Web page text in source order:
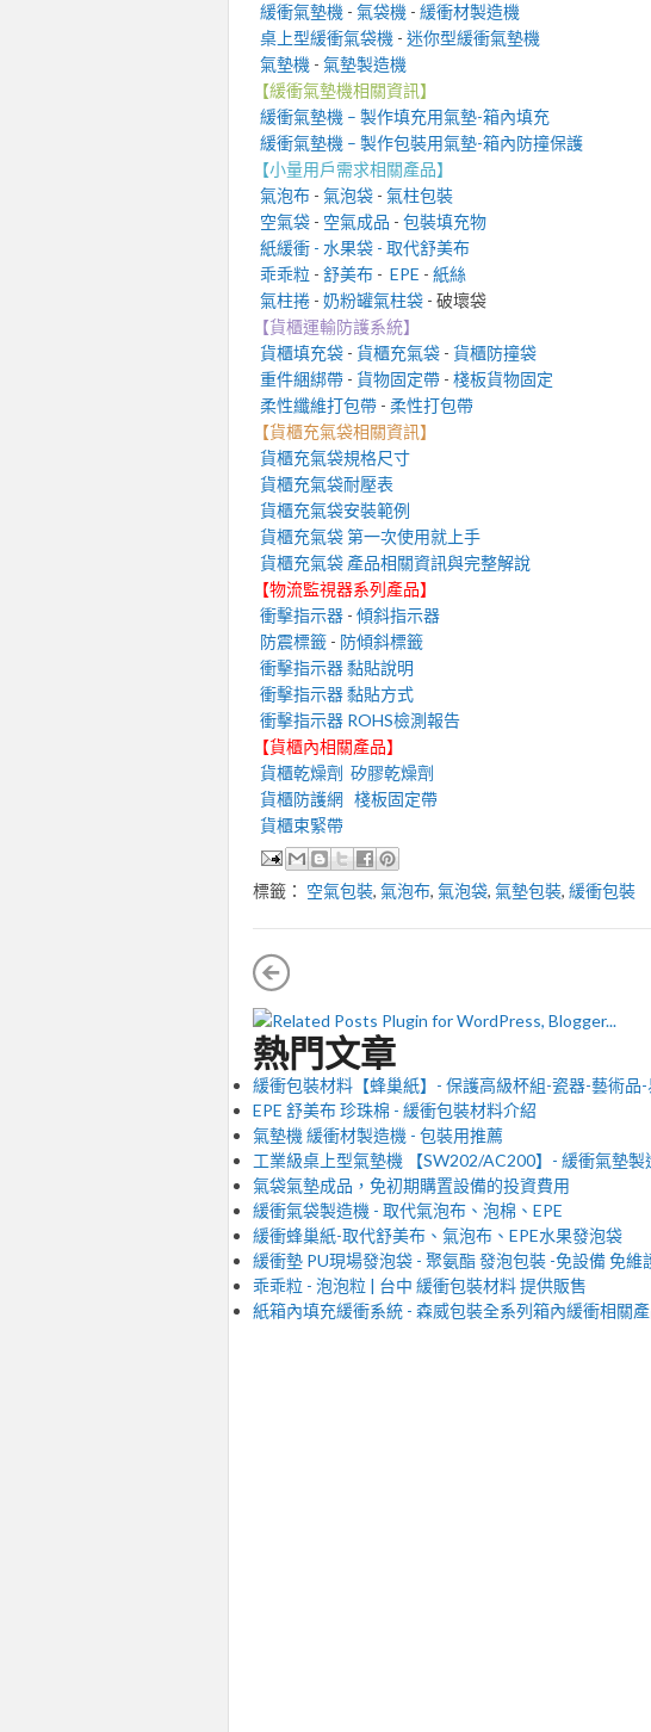
緩衝氣墊機 - 氣袋機 - 緩衝材製造機
桌上型緩衝氣袋機 - 迷你型緩衝氣墊機
氣墊機 - 氣墊製造機
【緩衝氣墊機相關資訊】
緩衝氣墊機 – 製作填充用氣墊-箱內填充
緩衝氣墊機 – 製作包裝用氣墊-箱內防撞保護
【小量用戶需求相關產品】
氣泡布 - 氣泡袋 - 氣柱包裝
空氣袋 - 空氣成品 - 包裝填充物
紙緩衝 - 水果袋 - 取代舒美布
乖乖粒 - 舒美布 - EPE - 紙絲
氣柱捲 - 奶粉罐氣柱袋 - 破壞袋
【貨櫃運輸防護系統】
貨櫃填充袋 - 貨櫃充氣袋 - 貨櫃防撞袋
重件綑綁帶 - 貨物固定帶 - 棧板貨物固定
柔性纖維打包帶 - 柔性打包帶
【貨櫃充氣袋相關資訊】
貨櫃充氣袋規格尺寸
貨櫃充氣袋耐壓表
貨櫃充氣袋安裝範例
貨櫃充氣袋 第一次使用就上手
貨櫃充氣袋 產品相關資訊與完整解說
【物流監視器系列產品】
衝擊指示器 - 傾斜指示器
防震標籤 - 防傾斜標籤
衝擊指示器 黏貼說明
衝擊指示器 黏貼方式
衝擊指示器 ROHS檢測報告
【貨櫃內相關產品】
貨櫃乾燥劑 矽膠乾燥劑
貨櫃防護網 棧板固定帶
貨櫃束緊帶
標籤： 空氣包裝, 氣泡布, 氣泡袋, 氣墊包裝, 緩衝包裝
熱門文章
緩衝包裝材料【蜂巢紙】- 保護高級杯組-瓷器-藝術品
EPE 舒美布 珍珠棉 - 緩衝包裝材料介紹
氣墊機 緩衝材製造機 - 包裝用推薦
工業級桌上型氣墊機 【SW202/AC200】- 緩衝氣墊製
氣袋氣墊成品，免初期購置設備的投資費用
緩衝氣袋製造機 - 取代氣泡布、泡棉、EPE
緩衝蜂巢紙-取代舒美布、氣泡布、EPE水果發泡袋
緩衝墊 PU現場發泡袋 - 聚氨酯 發泡包裝 -免設備 免維
乖乖粒 - 泡泡粒 | 台中 緩衝包裝材料 提供販售
紙箱內填充緩衝系統 - 森威包裝全系列箱內緩衝相關